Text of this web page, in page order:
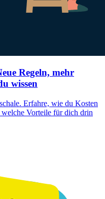
Regeln, mehr
wissen
Erfahre, wie du Kosten
welche Vorteile für dich drin